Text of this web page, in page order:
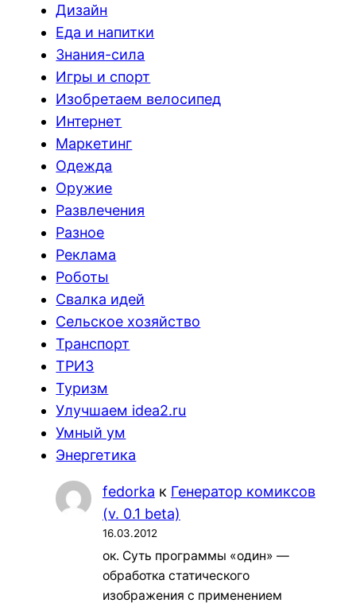
Дизайн
Еда и напитки
Знания-сила
Игры и спорт
Изобретаем велосипед
Интернет
Маркетинг
Одежда
Оружие
Развлечения
Разное
Реклама
Роботы
Свалка идей
Сельское хозяйство
Транспорт
ТРИЗ
Туризм
Улучшаем idea2.ru
Умный ум
Энергетика
fedorka к Генератор комиксов
(v. 0.1 beta)
16.03.2012
ок. Суть программы «один» —
обработка статического
изображения с применением